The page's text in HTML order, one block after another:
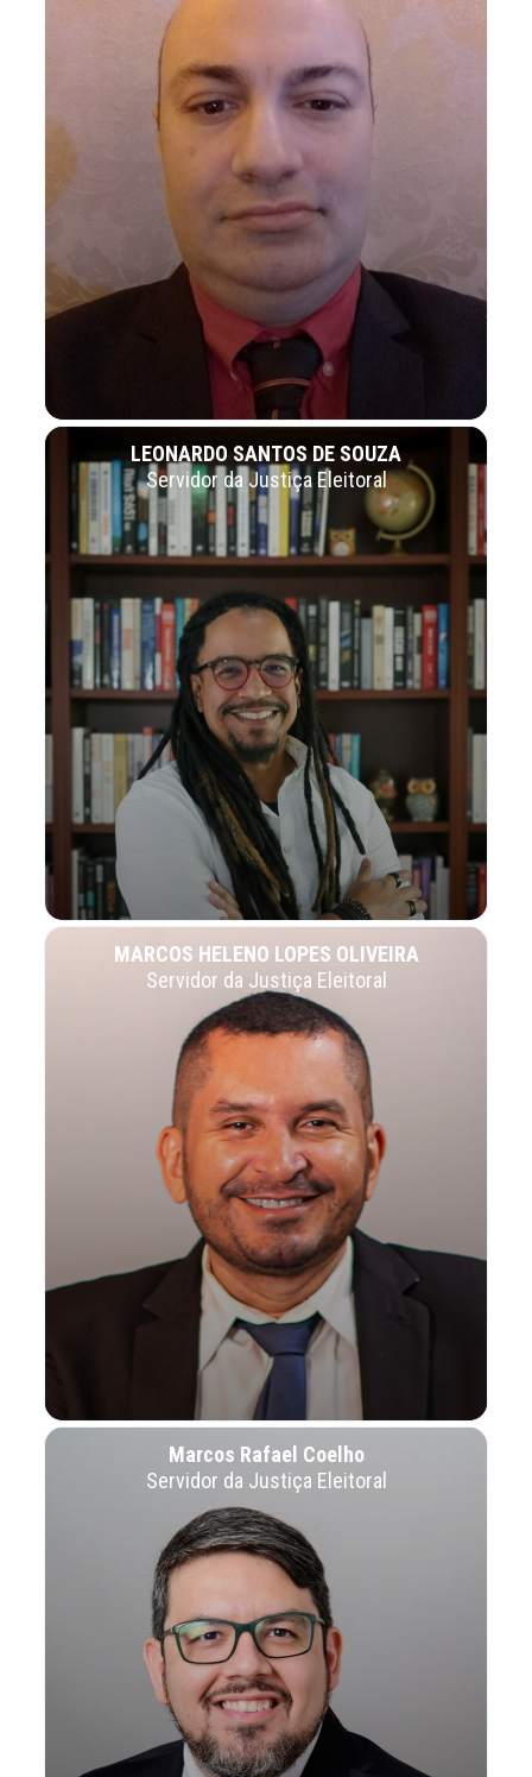
LEONARDO SANTOS DE SOUZA
Servidor da Justiça Eleitoral
MARCOS HELENO LOPES OLIVEIRA
Servidor da Justiça Eleitoral
Marcos Rafael Coelho
Servidor da Justiça Eleitoral